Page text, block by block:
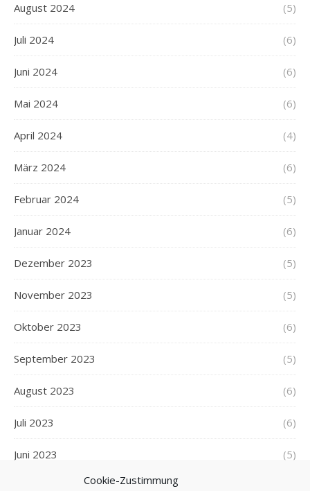
Cookie-Zustimmung
August 2024 (5)
Juli 2024 (6)
Juni 2024 (6)
Mai 2024 (6)
April 2024 (4)
März 2024 (6)
Februar 2024 (5)
Januar 2024 (6)
Dezember 2023 (5)
November 2023 (5)
Oktober 2023 (6)
September 2023 (5)
August 2023 (6)
Juli 2023 (6)
Juni 2023 (5)